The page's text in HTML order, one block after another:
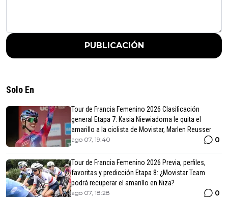
PUBLICACIÓN
Solo En
Tour de Francia Femenino 2026 Clasificación
general Etapa 7: Kasia Niewiadoma le quita el
amarillo a la ciclista de Movistar, Marlen Reusser
ago 07, 19:40 0
Tour de Francia Femenino 2026 Previa, perfiles,
favoritas y predicción Etapa 8: ¿Movistar Team
podrá recuperar el amarillo en Niza?
ago 07, 18:28 0